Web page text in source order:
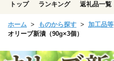
トップ ランキング 返礼品一覧
ホーム ものから探す 加工品等
オリーブ新漬（90g×3個）